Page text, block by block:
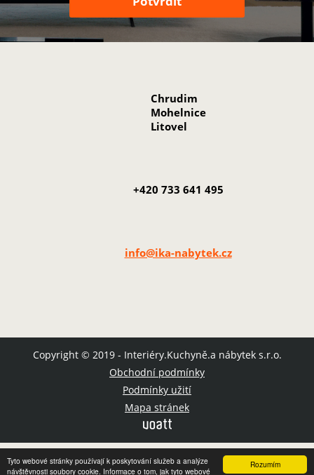
Rozumím
Tyto webové stránky používají k poskytování služeb a analýze
návštěvnosti soubory cookie. Informace o tom, jak tyto webové
Chrudim
Mohelnice
Litovel
+420 733 641 495
info@ika-nabytek.cz
Copyright © 2019 - Interiéry.Kuchyně.a nábytek s.r.o.
Obchodní podmínky
Podmínky užití
Mapa stránek